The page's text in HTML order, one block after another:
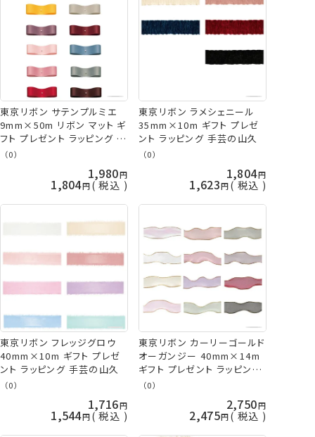
東京リボン サテンプルミエ
9mm×50m リボン マット ギ
フト プレゼント ラッピング 手
芸の山久
（0）
1,980
1,804 税込
東京リボン ラメシェニール
35mm×10m ギフト プレゼ
ント ラッピング 手芸の山久
（0）
1,804
1,623 税込
東京リボン フレッジグロウ
40mm×10m ギフト プレゼ
ント ラッピング 手芸の山久
（0）
1,716
1,544 税込
東京リボン カーリーゴールド
オーガンジー 40mm×14m
ギフト プレゼント ラッピング
手芸の山久
（0）
2,750
2,475 税込